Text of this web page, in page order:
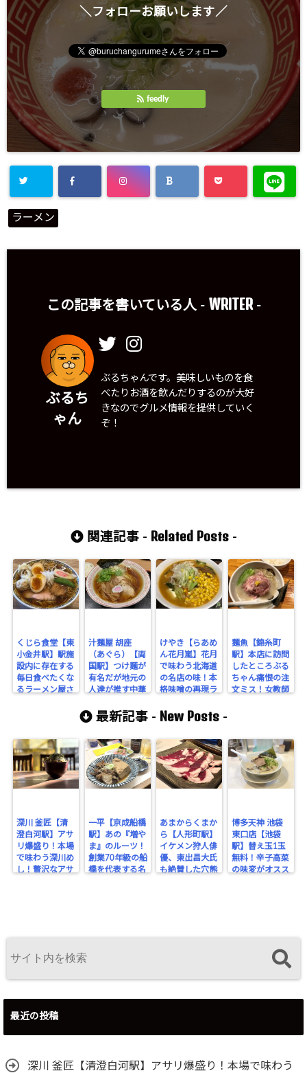
＼フォローお願いします／
feedly
ラーメン
この記事を書いている人 - WRITER-
ぶるち
ゃん
ぶるちゃんです。美味しいものを食
べたりお酒を飲んだりするのが大好
きなのでグルメ情報を提供していく
ぞ！
関連記事 - Related Posts-
くじら食堂【東
小金井駅】駅施
設内に存在する
毎日食べたくな
るラーメン屋さ
汁麺屋 胡座
（あぐら）【両
国駅】つけ麺が
有名だが地元の
人達が推す中華
ここは穴場だ
ぜ！
けやき【らあめ
ん花月嵐】花月
で味わう北海道
の名店の味！本
格味噌の再現ラ
いかに！
麺魚【錦糸町
駅】本店に訪問
したところぶる
ちゃん痛恨の注
文ミス！女教師
最新記事 - New Posts -
深川 釜匠【清
澄白河駅】アサ
リ爆盛り！本場
で味わう深川め
し！贅沢なアサ
一平【京成船橋
駅】あの『増や
ま』のルーツ！
創業70年級の船
橋を代表する名
あまからくまか
ら【人形町駅】
イケメン狩人俳
優、東出昌大氏
も絶賛した穴熊
博多天神 池袋
東口店【池袋
駅】替え玉1玉
無料！辛子高菜
の味変がオスス
最近の投稿
深川 釜匠【清澄白河駅】アサリ爆盛り！本場で味わう